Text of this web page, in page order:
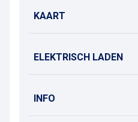
KAART
ELEKTRISCH LADEN
INFO